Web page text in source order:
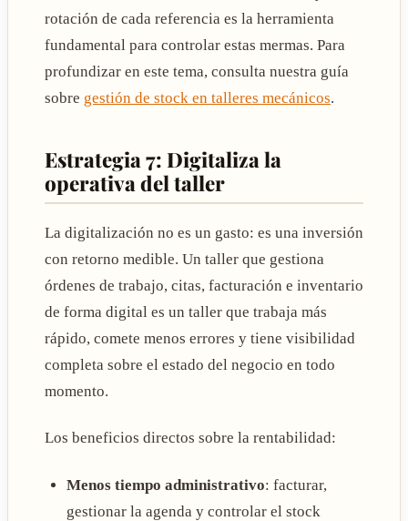
rotación de cada referencia es la herramienta
fundamental para controlar estas mermas. Para
profundizar en este tema, consulta nuestra guía
sobre gestión de stock en talleres mecánicos.
Estrategia 7: Digitaliza la
operativa del taller
La digitalización no es un gasto: es una inversión
con retorno medible. Un taller que gestiona
órdenes de trabajo, citas, facturación e inventario
de forma digital es un taller que trabaja más
rápido, comete menos errores y tiene visibilidad
completa sobre el estado del negocio en todo
momento.
Los beneficios directos sobre la rentabilidad:
Menos tiempo administrativo: facturar,
gestionar la agenda y controlar el stock